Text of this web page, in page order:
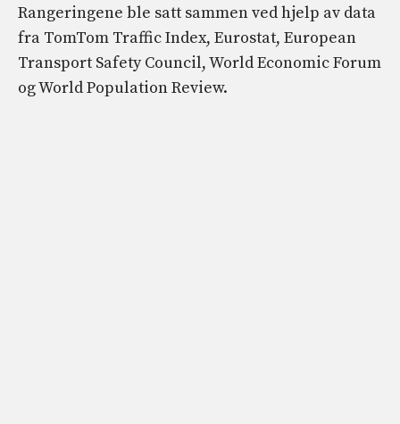
Rangeringene ble satt sammen ved hjelp av data
fra TomTom Traffic Index, Eurostat, European
Transport Safety Council, World Economic Forum
og World Population Review.